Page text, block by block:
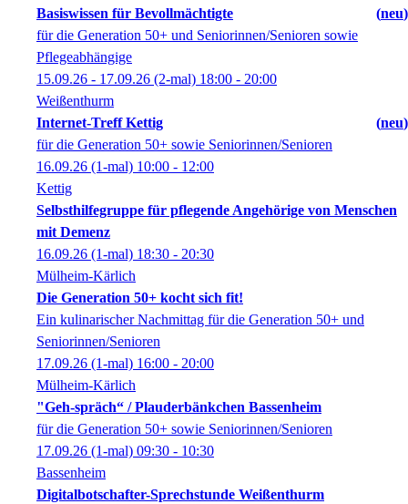
Basiswissen für Bevollmächtigte
neu
für die Generation 50+ und Seniorinnen/Senioren sowie
Pflegeabhängige
15.09.26 - 17.09.26 (2-mal) 18:00 - 20:00
Weißenthurm
Internet-Treff Kettig
neu
für die Generation 50+ sowie Seniorinnen/Senioren
16.09.26 (1-mal) 10:00 - 12:00
Kettig
Selbsthilfegruppe für pflegende Angehörige von Menschen
mit Demenz
16.09.26 (1-mal) 18:30 - 20:30
Mülheim-Kärlich
Die Generation 50+ kocht sich fit!
Ein kulinarischer Nachmittag für die Generation 50+ und
Seniorinnen/Senioren
17.09.26 (1-mal) 16:00 - 20:00
Mülheim-Kärlich
"Geh-spräch“ / Plauderbänkchen Bassenheim
für die Generation 50+ sowie Seniorinnen/Senioren
17.09.26 (1-mal) 09:30 - 10:30
Bassenheim
Digitalbotschafter-Sprechstunde Weißenthurm